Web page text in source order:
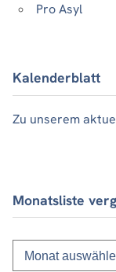
Pro Asyl
Kalenderblatt
Zu unserem
Monatsliste
Monatsliste
vergangener
Beiträge